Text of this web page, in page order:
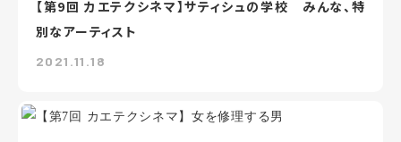
【第9回 カエテクシネマ】サティシュの学校 みんな、特
別なアーティスト
2021.11.18